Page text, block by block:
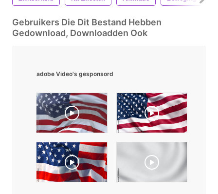
Gebruikers Die Dit Bestand Hebben
Gedownload, Downloadden Ook
adobe Video's gesponsord